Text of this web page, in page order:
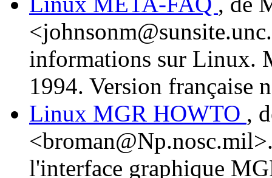
informations sur Linux.
1994. Version française
Linux MGR HOWTO ,
l'interface graphique